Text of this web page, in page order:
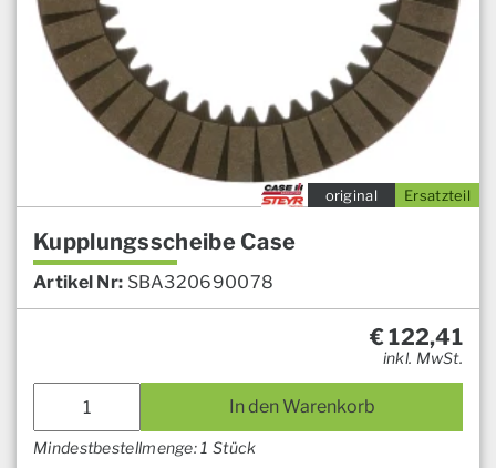
Ersatzteil
original
Kupplungsscheibe Case
Artikel Nr: SBA320690078
€122,41
inkl. MwSt.
In den Warenkorb
Mindestbestellmenge: 1 Stück